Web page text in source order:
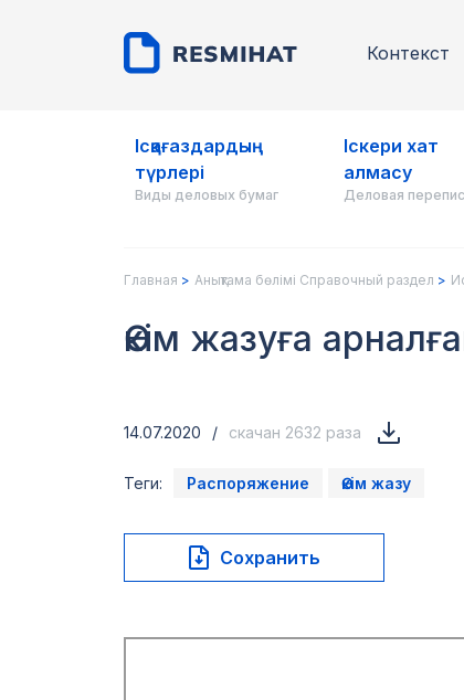
Контекст
Ісқағаздардың
түрлері
Виды деловых бумаг
Іскери хат
алмасу
Деловая
Главная Анықтама бөлімі Справочный раздел
Өкім жазуға
14.07.2020 / скачан 2632 раза
Теги: Распоряжение Өкім жазу
Сохранить